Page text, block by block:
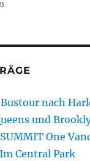
nach
und
One
Central Park